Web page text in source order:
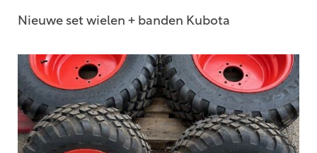
Nieuwe set wielen + banden Kubota